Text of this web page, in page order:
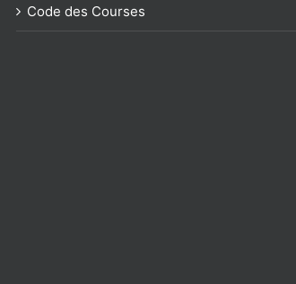
Code des Courses